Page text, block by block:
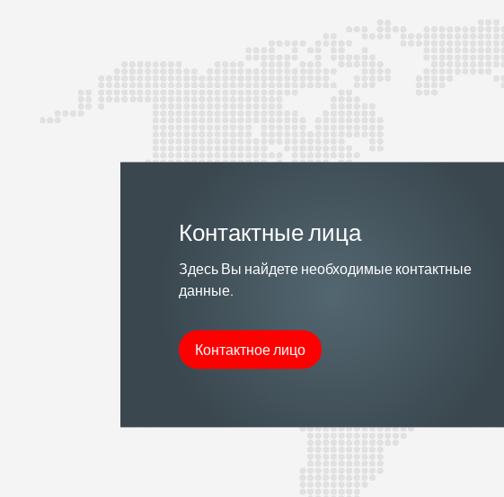
Контактные лица
Здесь Вы найдете необходимые контактные
данные.
Контактное лицо